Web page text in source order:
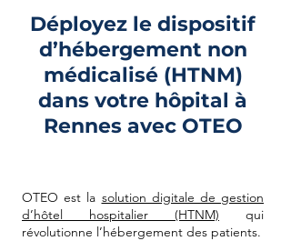
Déployez le dispositif
d’hébergement non
médicalisé (HTNM)
dans votre hôpital à
Rennes avec OTEO
OTEO est la solution digitale de gestion
d’hôtel hospitalier (HTNM) qui
révolutionne l’hébergement des patients.